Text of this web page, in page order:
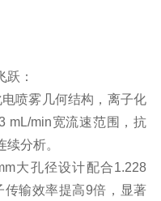
：
喷雾几何结构，离子化
mL/min宽流速范围，抗
分析。
大孔径设计配合1.228
传输效率提高9倍，显著